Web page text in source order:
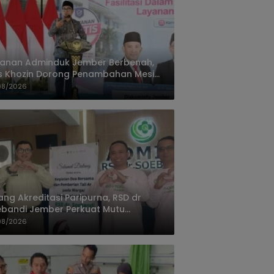
Adminduk Jember Berbenah,
Khozin Dorong Penambahan Mesin
e-KTP
2026
Akreditasi Paripurna, RSD dr
Jember Perkuat Mutu
Terus Ditingkatkan
2026